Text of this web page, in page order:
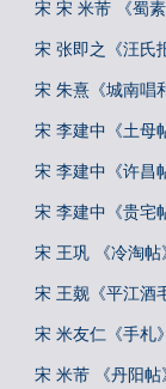
宋 宋 米芾 《蜀素
宋 张即之《汪氏
宋 朱熹《城南唱
宋 李建中《土母
宋 李建中《许昌
宋 李建中《贵宅
宋 王巩 《冷淘帖
宋 王觌《平江酒
宋 米友仁《手札》
宋 米芾 《丹阳帖